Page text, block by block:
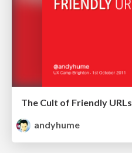
The Cult of Friendly URLs
andyhume